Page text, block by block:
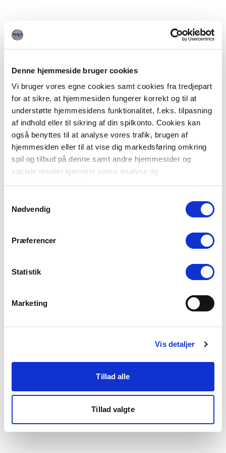
Denne hjemmeside bruger cookies
Vi bruger vores egne cookies samt cookies fra tredjepart
for at sikre, at hjemmesiden fungerer korrekt og til at
understøtte hjemmesidens funktionalitet, f.eks. tilpasning
af indhold eller til sikring af din spilkonto. Cookies kan
også benyttes til at analyse vores trafik, brugen af
hjemmesiden eller til at vise dig markedsføring omkring
spil og tilbud på denne samt andre hjemmesider og
sociale medier igennem vores analyse og
Du kan læse mere om vores brug af cookies under
"Detaljer" eller ved at klikke videre til vores Cookiepolitik,
Nødvendig
Præferencer
Statistik
Marketing
Vis detaljer
Tillad alle
Tillad valgte